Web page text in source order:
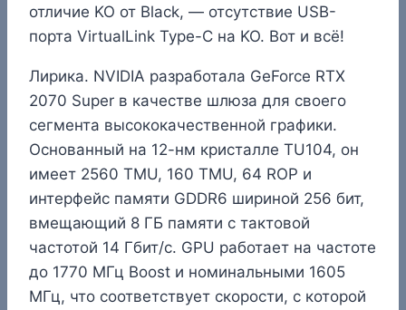
отличие KO от Black, — отсутствие USB-
порта VirtualLink Type-C на KO. Вот и всё!
Лирика. NVIDIA разработала GeForce RTX
2070 Super в качестве шлюза для своего
сегмента высококачественной графики.
Основанный на 12-нм кристалле TU104, он
имеет 2560 TMU, 160 TMU, 64 ROP и
интерфейс памяти GDDR6 шириной 256 бит,
вмещающий 8 ГБ памяти с тактовой
частотой 14 Гбит/с. GPU работает на частоте
до 1770 МГц Boost и номинальными 1605
МГц, что соответствует скорости, с которой